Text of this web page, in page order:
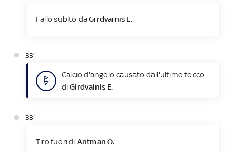
Fallo subito daGirdvainis E.
33'
Calcio d'angolo causato dall'ultimo tocco
di Girdvainis E.
33'
Tiro fuori di Antman O.